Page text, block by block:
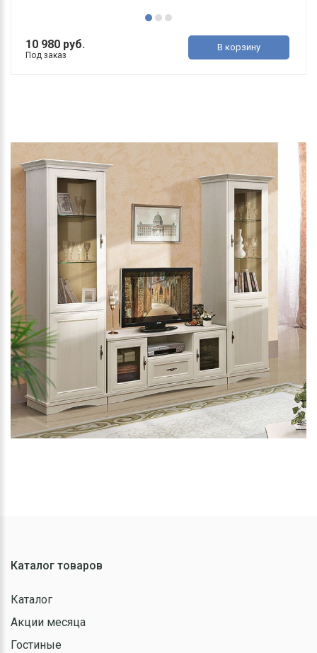
10 980 руб.
Под заказ
В корзину
Каталог товаров
Каталог
Акции месяца
Гостиные